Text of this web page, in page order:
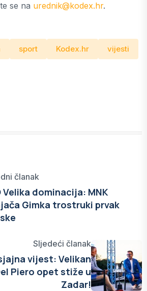
se na urednik@kodex.hr.
sport Kodex.hr vijesti
članak
Velika dominacija: MNK
Gimka trostruki prvak
Sljedeći članak
vijest: Velikan
Piero opet stiže u
Zadar!